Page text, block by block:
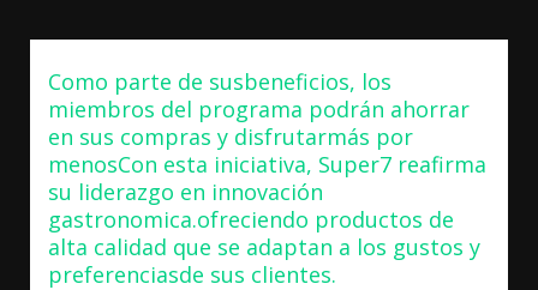
Como parte de susbeneficios, los
miembros del programa podrán ahorrar
en sus compras y disfrutarmás por
menosCon esta iniciativa, Super7 reafirma
su liderazgo en innovación
gastronomica.ofreciendo productos de
alta calidad que se adaptan a los gustos y
preferenciasde sus clientes.